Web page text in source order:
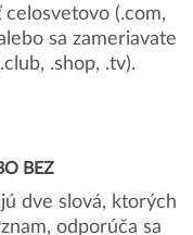
(.com,
sa zameriavate
.shop, .tv).
BEZ
dve slová, ktorých
odporúča sa